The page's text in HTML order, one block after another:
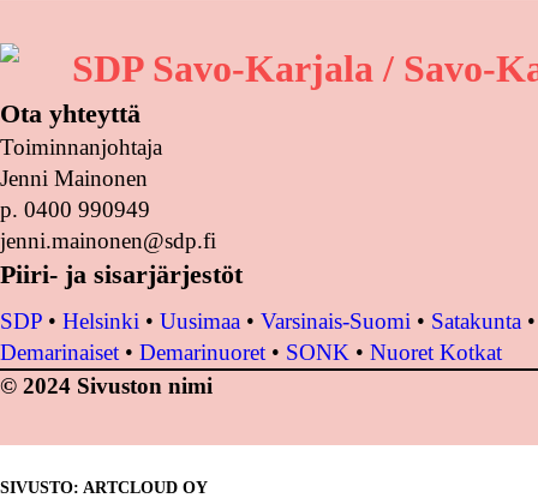
SDP Savo-Karjala / Savo-
Ota yhteyttä
Toiminnanjohtaja
Jenni Mainonen
p. 0400 990949
jenni.mainonen@sdp.fi
Piiri- ja sisarjärjestöt
SDP • Helsinki • Uusimaa • Varsinais-Suomi • Satakunta
Demarinaiset • Demarinuoret • SONK • Nuoret Kotkat
© 2024 Sivuston nimi
SIVUSTO: ARTCLOUD OY